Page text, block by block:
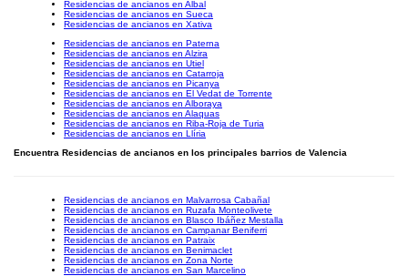
Residencias de ancianos en Albal
Residencias de ancianos en Sueca
Residencias de ancianos en Xativa
Residencias de ancianos en Paterna
Residencias de ancianos en Alzira
Residencias de ancianos en Utiel
Residencias de ancianos en Catarroja
Residencias de ancianos en Picanya
Residencias de ancianos en El Vedat de Torrente
Residencias de ancianos en Alboraya
Residencias de ancianos en Alaquas
Residencias de ancianos en Riba-Roja de Turia
Residencias de ancianos en Llíria
Encuentra Residencias de ancianos en los principales barrios de Valencia
Residencias de ancianos en Malvarrosa Cabañal
Residencias de ancianos en Ruzafa Monteolivete
Residencias de ancianos en Blasco Ibáñez Mestalla
Residencias de ancianos en Campanar Beniferri
Residencias de ancianos en Patraix
Residencias de ancianos en Benimaclet
Residencias de ancianos en Zona Norte
Residencias de ancianos en San Marcelino